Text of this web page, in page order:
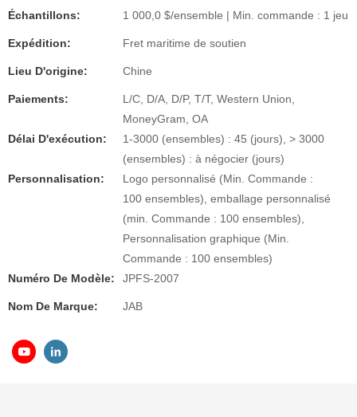
Échantillons: 1 000,0 $/ensemble | Min. commande : 1 jeu
Expédition: Fret maritime de soutien
Lieu D'origine: Chine
Paiements:
L/C, D/A, D/P, T/T, Western Union,
MoneyGram, OA
Délai D'exécution:
1-3000 (ensembles) : 45 (jours), > 3000
(ensembles) : à négocier (jours)
Personnalisation:
Logo personnalisé (Min. Commande :
100 ensembles), emballage personnalisé
(min. Commande : 100 ensembles),
Personnalisation graphique (Min.
Commande : 100 ensembles)
Numéro De Modèle:
JPFS-2007
Nom De Marque: JAB